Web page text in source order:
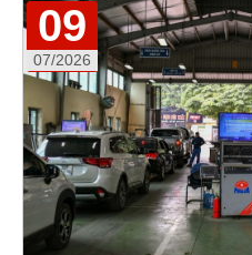
09
07/2026